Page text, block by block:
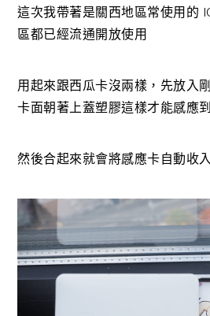
這次我帶著是關西地區常使用的
區都已經流通開放使用
用起來跟西瓜卡沒兩樣，先放入
卡面朝著上蓋塑膠這樣才能感應到
然後合起來就會將感應卡自動收